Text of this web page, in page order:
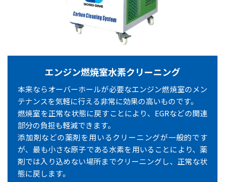
エンジン燃焼室水素クリーニング
本来ならオーバーホールが必要なエンジン燃焼室のメン
テナンスを気軽に行える非常に効果の高いものです。
燃焼室を正常な状態に戻すことにより、EGRなどの関連
部分の負担も軽減できます。
添加剤などの薬剤を用いるクリーニングが一般的です
が、最も小さな原子である水素を用いることにより、薬
剤では入り込めない場所までクリーニングし、正常な状
態に戻します。